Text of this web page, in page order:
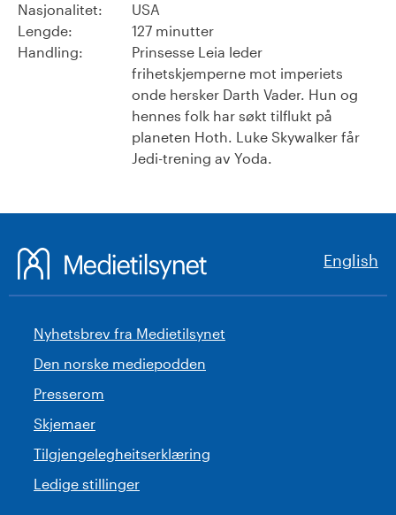
Nasjonalitet:
USA
Lengde:
127 minutter
Handling:
Prinsesse Leia leder
frihetskjemperne mot imperiets
onde hersker Darth Vader. Hun og
hennes folk har søkt tilflukt på
planeten Hoth. Luke Skywalker får
Jedi-trening av Yoda.
English
Nyhetsbrev fra Medietilsynet
Den norske mediepodden
Presserom
Skjemaer
Tilgjengelegheitserklæring
Ledige stillinger